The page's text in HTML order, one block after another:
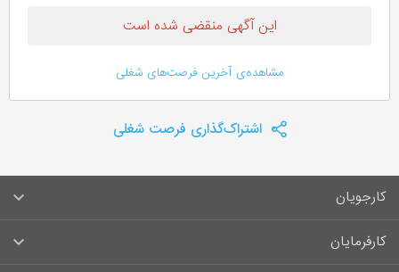
این آگهی منقضی شده است
مشاهده‌ی آخرین فرصت‌های شغلی
اشتراک‌گذاری فرصت شغلی
کارجویان
سوالات متداول کارجویان
کارفرمایان